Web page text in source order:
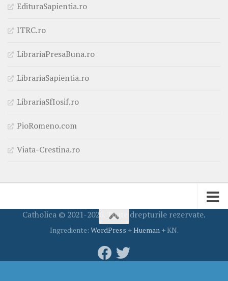
EdituraSapientia.ro
ITRC.ro
LibrariaPresaBuna.ro
LibrariaSapientia.ro
LibrariaSfIosif.ro
PioRomeno.com
Viata-Crestina.ro
Catholica © 2021-2026. Toate drepturile rezervate.
Ingrediente: WordPress +Hueman+ KN.